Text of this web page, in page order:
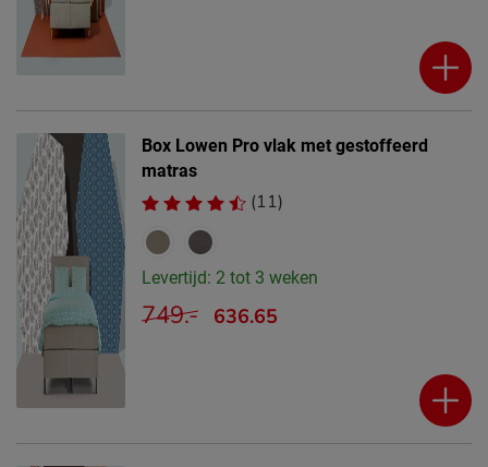
Box Lowen Pro vlak met gestoffeerd
matras
(11)
Levertijd: 2 tot 3 weken
749.- 636.65